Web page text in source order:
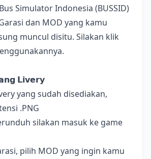
Simulator Indonesia (BUSSID)
dan MOD yang kamu
muncul disitu. Silakan klik
𝗟𝗶𝘃𝗲𝗿𝘆
yang sudah disediakan,
.PNG
silakan masuk ke game
pilih MOD yang ingin kamu